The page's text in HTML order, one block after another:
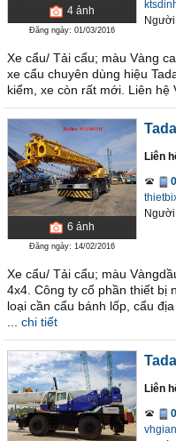
4 ảnh
Đăng ngày: 01/03/2016
Xe cẩu/ Tải cẩu; màu Vàng
xe cẩu chuyên dùng hiệu
kiểm, xe còn rất mới. Liên hệ
6 ảnh
Đăng ngày: 14/02/2016
Liên
Xe cẩu/ Tải cẩu; màu
4x4. Công ty cổ phần thiết bị
loại cần cẩu bánh lốp, cẩu
chi tiết
Liên